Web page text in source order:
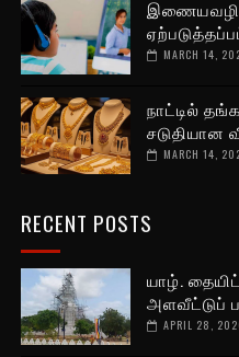
இணையவழி
MARCH 14,
நாட்டில்
சடுதியான
MARCH 14,
RECENT POSTS
யாழ்.
அளவீட்டுப்
APRIL 28,